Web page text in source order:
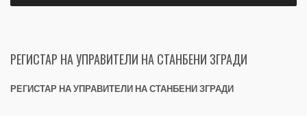
РЕГИСТАР НА УПРАВИТЕЛИ НА СТАНБЕНИ ЗГРАДИ
РЕГИСТАР НА УПРАВИТЕЛИ НА СТАНБЕНИ ЗГРАДИ